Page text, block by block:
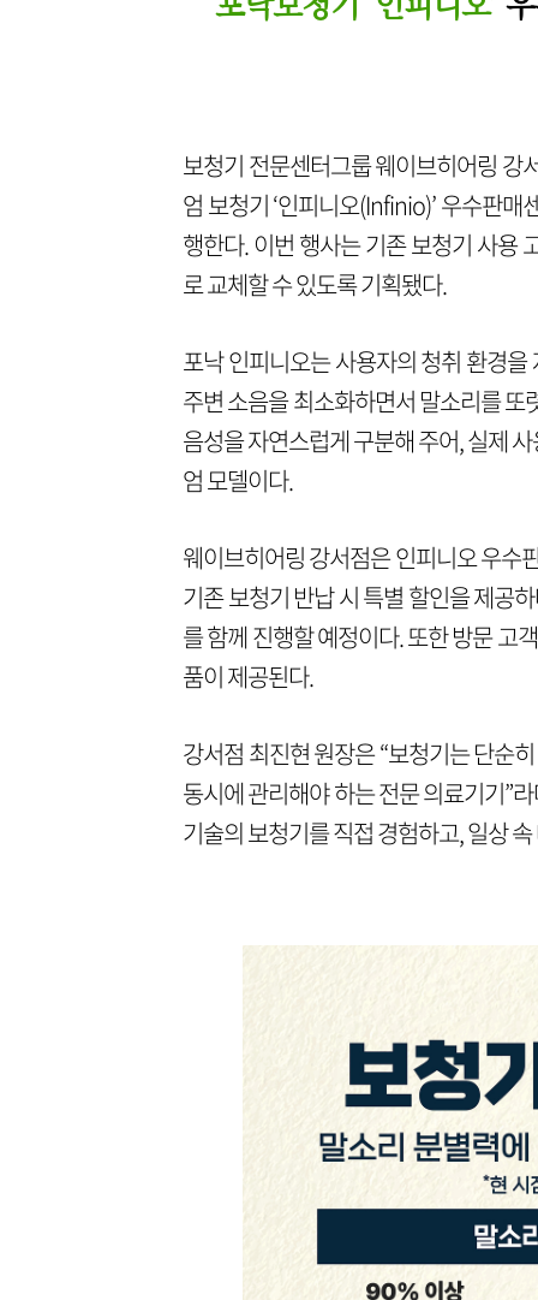
보청기 전문센터그룹 웨이브히어링
엄 보청기 ‘인피니오(Infinio)’ 우수판
행한다. 이번 행사는 기존 보청기 사용
로 교체할 수 있도록 기획됐다.
포낙 인피니오는 사용자의 청취 환경
주변 소음을 최소화하면서 말소리를
음성을 자연스럽게 구분해 주어, 실제
엄 모델이다.
웨이브히어링 강서점은 인피니오 우수
기존 보청기 반납 시 특별 할인을 제공
를 함께 진행할 예정이다. 또한 방문 고
품이 제공된다.
강서점 최진현 원장은 “보청기는 단순
동시에 관리해야 하는 전문 의료기기”
기술의 보청기를 직접 경험하고, 일상